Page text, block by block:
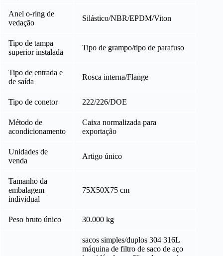
Anel o-ring de
vedação
Silástico/NBR/EPDM/Viton
Tipo de tampa
superior instalada
Tipo de grampo/tipo de parafuso
Tipo de entrada e
de saída
Rosca interna/Flange
Tipo de conetor 222/226/DOE
Método de
acondicionamento
Caixa normalizada para
exportação
Unidades de
venda
Artigo único
Tamanho da
embalagem
individual
75X50X75 cm
Peso bruto único 30.000 kg
sacos simples/duplos 304 316L
máquina de filtro de saco de aço